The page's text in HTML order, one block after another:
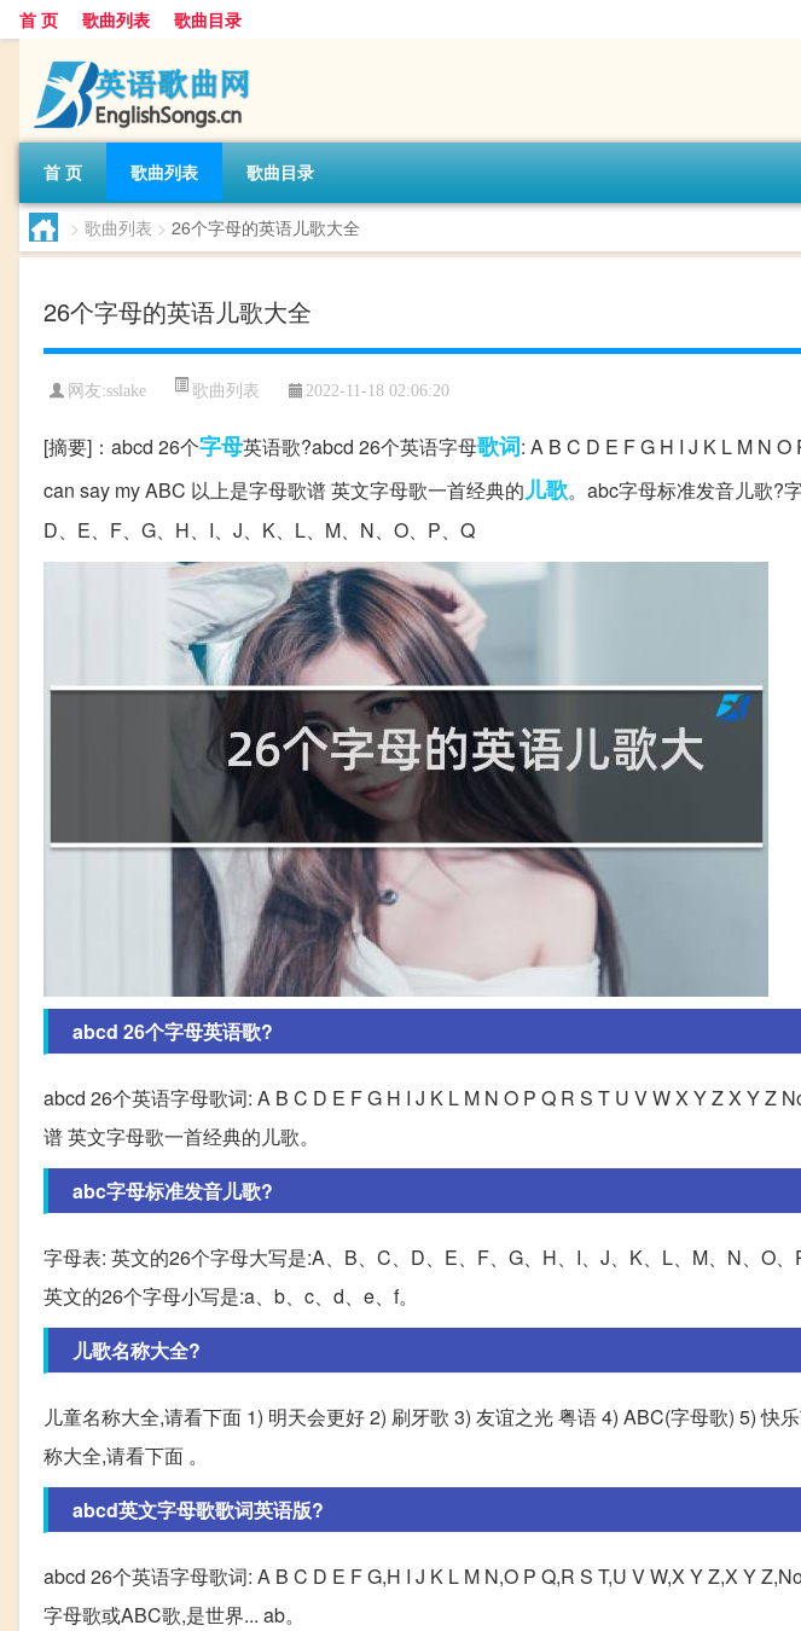
首 页 歌曲列表 歌曲目录
首 页 歌曲列表 歌曲目录
> 歌曲列表 > 26个字母的英语儿歌大全
26个字母的英语儿歌大全
网友:sslake 歌曲列表 2022-11-18 02:06:20
[摘要]：abcd 26个字母英语歌?abcd 26个英语字母歌词: A B C D E F G H I J K L M N
can say my ABC 以上是字母歌谱 英文字母歌一首经典的儿歌。abc字母标准发音儿歌?
D、E、F、G、H、I、J、K、L、M、N、O、P、Q
abcd 26个字母英语歌?
abcd 26个英语字母歌词: A B C D E F G H I J K L M N O P Q R S T U V W X Y Z X Y Z
谱 英文字母歌一首经典的儿歌。
abc字母标准发音儿歌?
字母表: 英文的26个字母大写是:A、B、C、D、E、F、G、H、I、J、K、L、M、N、O
英文的26个字母小写是:a、b、c、d、e、f。
儿歌名称大全?
儿童名称大全,请看下面 1) 明天会更好 2) 刷牙歌 3) 友谊之光 粤语 4) ABC(字母歌) 5) 快
称大全,请看下面 。
abcd英文字母歌歌词英语版?
abcd 26个英语字母歌词: A B C D E F G,H I J K L M N,O P Q,R S T,U V W,X Y Z,X Y
字母歌或ABC歌,是世界... ab。